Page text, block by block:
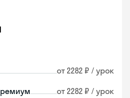
от 2282 ₽ / урок
от 2282 ₽ / урок